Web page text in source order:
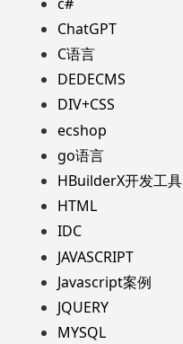
ChatGPT
C语言
DEDECMS
DIV+CSS
ecshop
go语言
HBuilderX开发工具
HTML
IDC
JAVASCRIPT
Javascript案例
JQUERY
MYSQL